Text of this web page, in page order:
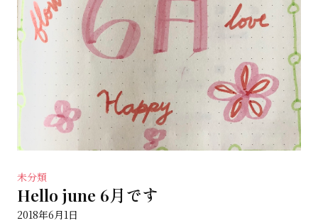
未分類
Hello june 6月です
2018年6月1日